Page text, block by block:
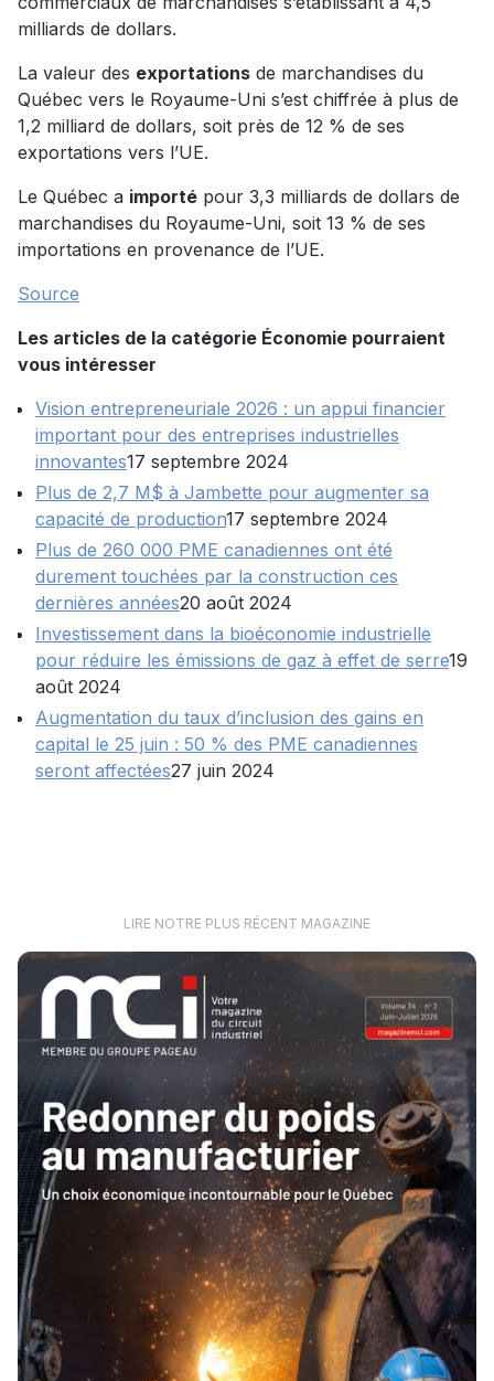
milliards de dollars.
La valeur des exportations de marchandises du
Québec vers le Royaume-Uni s’est chiffrée à plus de
1,2 milliard de dollars, soit près de 12 % de ses
exportations vers l’UE.
Le Québec a importé pour 3,3 milliards de dollars de
marchandises du Royaume-Uni, soit 13 % de ses
importations en provenance de l’UE.
Source
Les articles de la catégorie Économie pourraient
vous intéresser
Vision entrepreneuriale 2026 : un appui financier
important pour des entreprises industrielles
innovantes17 septembre 2024
Plus de 2,7 M$ à Jambette pour augmenter sa
capacité de production17 septembre 2024
Plus de 260 000 PME canadiennes ont été
durement touchées par la construction ces
dernières années20 août 2024
Investissement dans la bioéconomie industrielle
pour réduire les émissions de gaz à effet de serre19
août 2024
Augmentation du taux d’inclusion des gains en
capital le 25 juin : 50 % des PME canadiennes
seront affectées27 juin 2024
LIRE NOTRE PLUS RÉCENT MAGAZINE